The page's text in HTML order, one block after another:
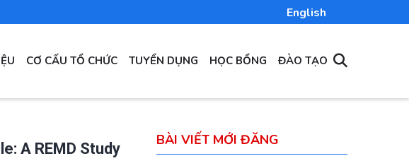
English
CƠ CẤU TỔ CHỨC TUYỂN DỤNG HỌC BỔNG ĐÀO TẠO
A REMD Study BÀI VIẾT MỚI ĐĂNG